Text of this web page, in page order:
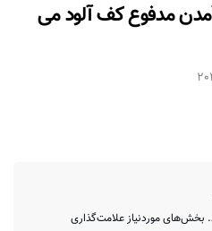
مدفوع کف آلود می
بخش‌های موردنیاز علامت‌گذاری